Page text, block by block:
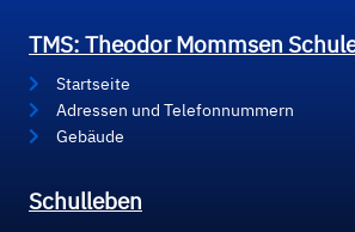
TMS: Theodor Mommsen
Startseite
Adressen und Telefonnummern
Gebäude
Schulleben